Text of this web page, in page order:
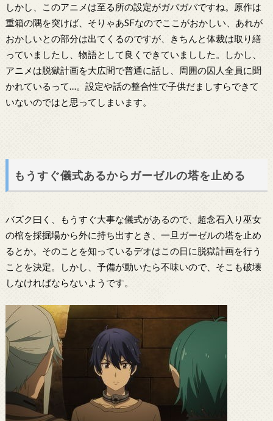
しかし、このアニメは至る所の設定がガバガバですね。原作は
重箱の隅を突けば、そりゃあSFなのでここがおかしい、あれが
おかしいとの部分は出てくるのですが、きちんと体裁は取り繕
っていましたし、物語として良くできていましした。しかし、
アニメは脱獄計画を大広間で普通に話し、周囲の囚人全員に聞
かれているって…。設定や話の整合性で子供だましすらできて
いないのではと思ってしまいます。
もうすぐ儀式あるからガーゼルの塔を止める
バズク曰く、もうすぐ大事な儀式があるので、超念石入り巫女
の棺を採掘場から外に持ち出すとき、一旦ガーゼルの塔を止め
るとか。そのことを知っているデオはこの日に脱獄計画を行う
ことを決定。しかし、予備が動いたら不味いので、そこも破壊
しなければならないようです。